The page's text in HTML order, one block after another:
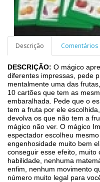
Descrição Comentários
DESCRIÇÃO: O mágico
diferentes impressas, pede
mentalmente uma das
10 cartões que tem as
embaralhada. Pede que o
tem a fruta por ele
devolva os que não tem a
mágico não ver. O mágico
espectador escolheu
engenhosidade muito bem
conseguir esse efeito, muito
habilidade, nenhuma
enfim, nenhum movimento
número muito legal para